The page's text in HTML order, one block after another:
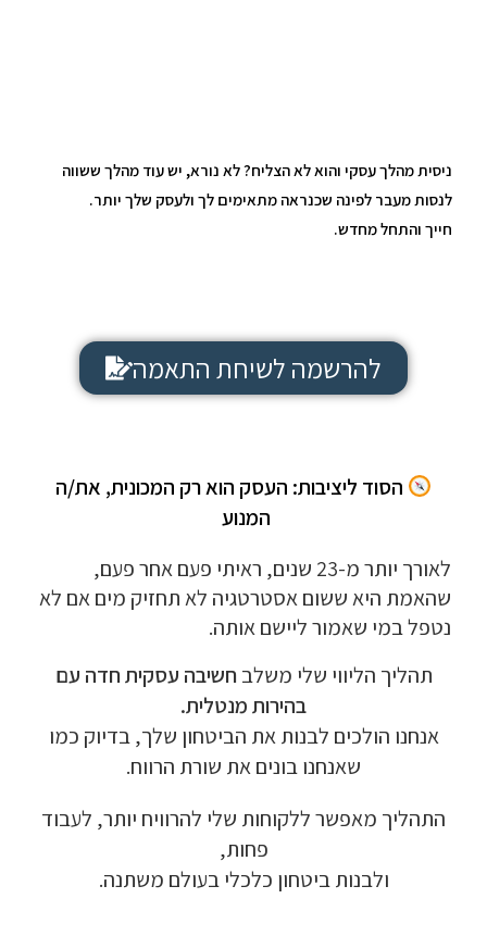
ניסית מהלך עסקי והוא לא הצליח? לא נורא, יש עוד מהלך ששווה
לנסות מעבר לפינה שכנראה מתאימים לך ולעסק שלך יותר.
חייך והתחל מחדש.
להרשמה לשיחת התאמה
הסוד ליציבות: העסק הוא רק המכונית, את/ה
המנוע
לאורך יותר מ-23 שנים, ראיתי פעם אחר פעם,
שהאמת היא ששום אסטרטגיה לא תחזיק מים אם לא
נטפל במי שאמור ליישם אותה.
תהליך הליווי שלי משלב חשיבה עסקית חדה עם
בהירות מנטלית.
אנחנו הולכים לבנות את הביטחון שלך, בדיוק כמו
שאנחנו בונים את שורת הרווח.
התהליך מאפשר ללקוחות שלי להרוויח יותר, לעבוד
פחות,
ולבנות ביטחון כלכלי בעולם משתנה.